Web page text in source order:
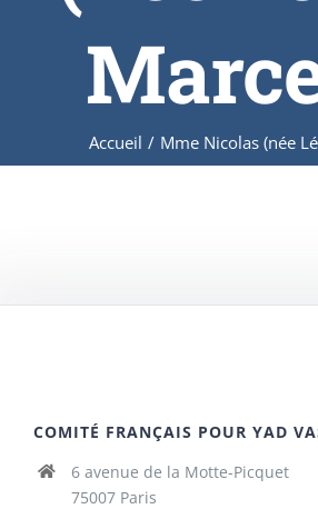
Accueil / Mme Nicolas (née
COMITÉ FRANÇAIS POUR YAD
6 avenue de la Motte-Picquet
75007 Paris